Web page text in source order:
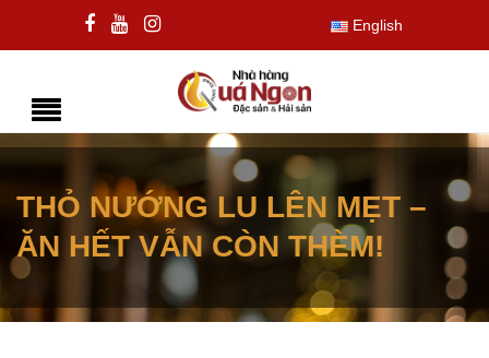
English
THỎ NƯỚNG LU LÊN MẸT –
ĂN HẾT VẪN CÒN THÈM!